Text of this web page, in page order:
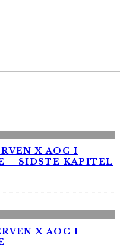
X AOC I
– SIDSTE KAPITEL
X AOC I